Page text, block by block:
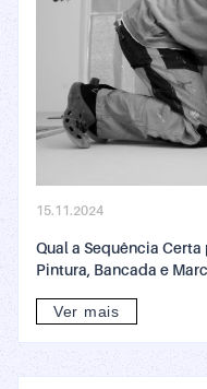
15.11.2024
Qual a Sequência Certa
Pintura, Bancada e
Ver mais